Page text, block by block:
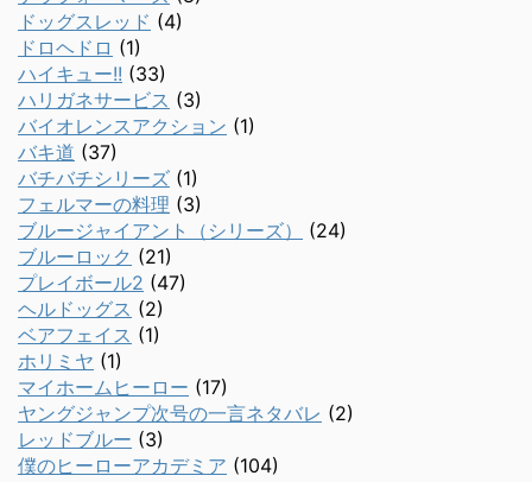
ドッグスレッド (4)
ドロヘドロ (1)
ハイキュー!! (33)
ハリガネサービス (3)
バイオレンスアクション (1)
バキ道 (37)
バチバチシリーズ (1)
フェルマーの料理 (3)
ブルージャイアント（シリーズ）
(24)
ブルーロック (21)
プレイボール2 (47)
ヘルドッグス (2)
ベアフェイス (1)
ホリミヤ (1)
マイホームヒーロー (17)
ヤングジャンプ次号の一言ネタバレ (2)
レッドブルー (3)
僕のヒーローアカデミア (104)